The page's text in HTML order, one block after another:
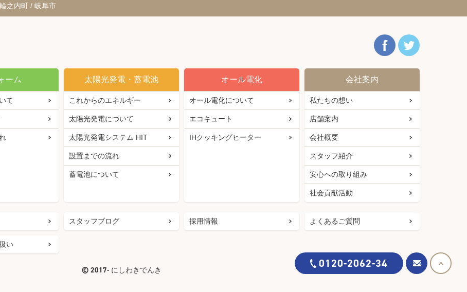
之内町 / 岐阜市
ーム
て
太陽光発電・蓄電池
これからのエネルギー
太陽光発電について
太陽光発電システム HIT
設置までの流れ
蓄電池について
オール電化
オール電化について
エコキュート
IHクッキングヒーター
会社案内
私たちの想い
店舗案内
会社概要
スタッフ紹介
安心への取り組み
社会貢献活動
スタッフブログ 採用情報 よくあるご質問
い
©2017- にしわきでんき
0120-2062-34